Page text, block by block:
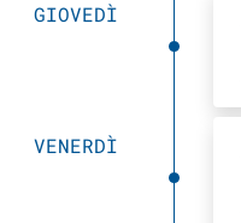
GIOVEDÌ
VENERDÌ